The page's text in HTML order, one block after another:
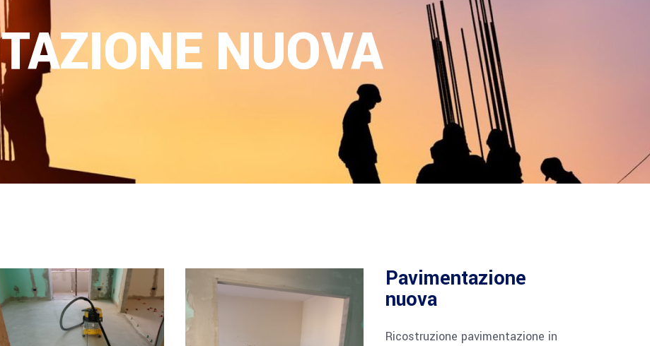
NUOVA
Pavimentazione
nuova
Ricostruzione pavimentazione in